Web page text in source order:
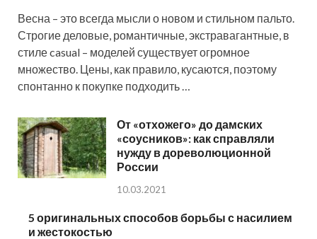
Весна – это всегда мысли о новом и стильном пальто.
Строгие деловые, романтичные, экстравагантные, в
стиле casual – моделей существует огромное
множество. Цены, как правило, кусаются, поэтому
спонтанно к покупке подходить …
От «отхожего» до дамских
«соусников»: как справляли
нужду в дореволюционной
России
10.03.2021
5 оригинальных способов борьбы с насилием
и жестокостью